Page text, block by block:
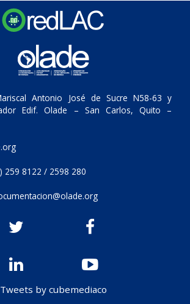
Antonio José de Sucre N58-63 y
Edif. Olade – San Carlos, Quito –
259 8122 / 2598 280
Tweets by cubemediaco